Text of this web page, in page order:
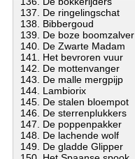
137. De ringelingschat
138. Bibbergoud
139. De boze boomzalver
140. De Zwarte Madam
141. Het bevroren vuur
142. De mottenvanger
143. De malle mergpijp
144. Lambiorix
145. De stalen bloempot
146. De sterrenplukkers
147. De poppenpakker
148. De lachende wolf
149. De gladde Glipper